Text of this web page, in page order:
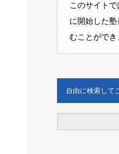
このサイト
に開始した
むことができ
自由に検索して